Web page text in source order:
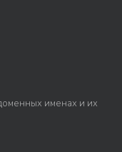
именах и их